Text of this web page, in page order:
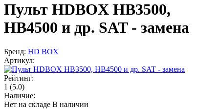
Пульт HDBOX HB3500,
HB4500 и др. SAT - замена
Бренд: HD BOX
Артикул:
Рейтинг:
1 (5.0)
Наличие:
Нет на складе В наличии